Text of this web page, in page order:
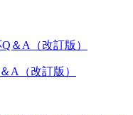
A（改訂版）